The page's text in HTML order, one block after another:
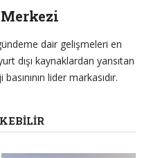
dair gelişmeleri en
dışı kaynaklardan yansıtan
lider markasıdır.